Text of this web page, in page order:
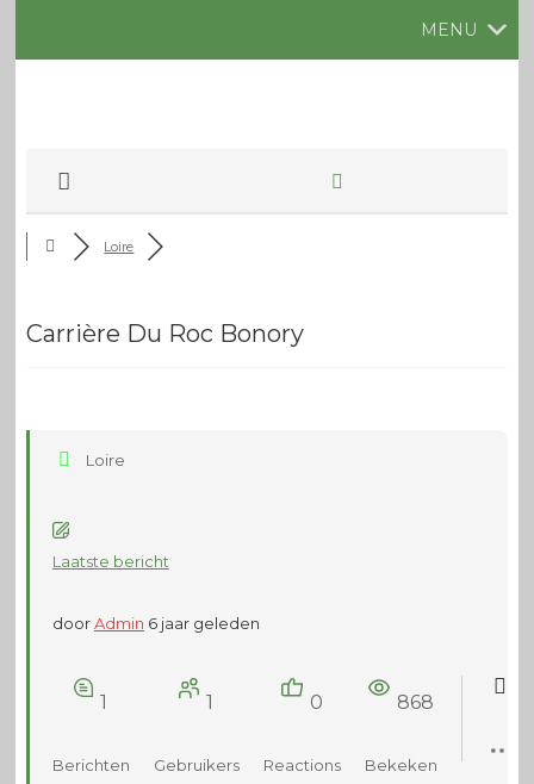
MENU
Loire
Carrière Du Roc Bonory
Loire
Laatste bericht
doorAdmin 6 jaar geleden
1
Berichten
1
Gebruikers
0
Reactions
868
Bekeken